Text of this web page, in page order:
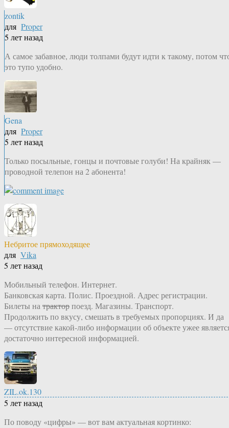
zontik
для Proper
5 лет назад
А самое забавное, люди толпами будут идти к такому, потом
это тупо удобно.
Gena
для Proper
5 лет назад
Только посыльные, гонцы и почтовые голуби! На крайняк —
проводной телепон на 2 абонента!
Небритое прямоходящее
для Vika
5 лет назад
Мобильный телефон. Интернет.
Банковская карта. Полис. Проездной. Адрес регистрации.
Билеты натракторпоезд. Магазины. Транспорт.
Продолжить по вкусу, смешать в требуемых пропорциях. И да
— отсутствие какой-либо информации об объекте ужее
достаточно интересной информацией.
ZIL.ok.130
5 лет назад
По поводу «цифры» — вот вам актуальная кортинко: